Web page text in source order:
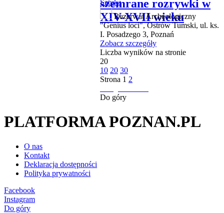
szemrane rozrywki w
XIV-XVII wieku
Sztuka
Rezerwat Archeologiczny
"Genius loci", Ostrów Tumski, ul. ks.
I. Posadzego 3, Poznań
Zobacz szczegóły
Liczba wyników na stronie
20
10 20 30
Strona 1 2
Do góry
PLATFORMA POZNAN.PL
O nas
Kontakt
Deklaracja dostępności
Polityka prywatności
Facebook
Instagram
Do góry